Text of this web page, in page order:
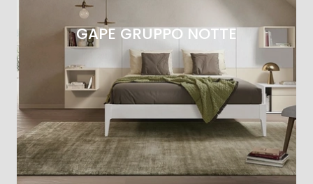
GAPE GRUPPO NOTTE